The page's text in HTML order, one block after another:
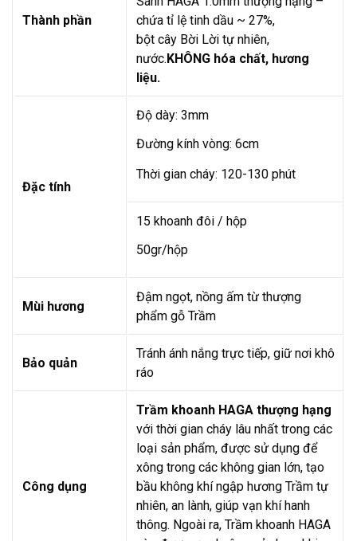
Thành phần
chứa tỉ lệ tinh dầu ~ 27%,
bột cây Bời Lời tự nhiên,
nước. KHÔNG hóa chất, hương
liệu.
Đặc tính
Độ dày: 3mm
Đường kính vòng: 6cm
Thời gian cháy: 120-130 phút
15 khoanh đôi / hộp
50gr/hộp
Mùi hương
Đậm ngọt, nồng ấm từ thượng
phẩm gỗ Trầm
Bảo quản
Tránh ánh nắng trực tiếp, giữ nơi khô
ráo
Công dụng
Trầm khoanh HAGA thượng hạng
với thời gian cháy lâu nhất trong các
loại sản phẩm, được sử dụng để
xông trong các không gian lớn, tạo
bầu không khí ngập hương Trầm tự
nhiên, an lành, giúp vạn khí hanh
thông. Ngoài ra, Trầm khoanh HAGA